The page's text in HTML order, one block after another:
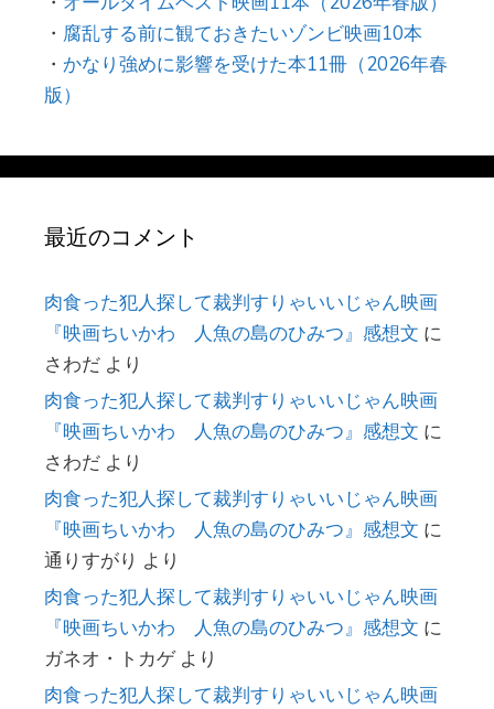
・ 腐乱する前に観ておきたいゾンビ映画10本
・ かなり強めに影響を受けた本11冊（2026年春
版）
最近のコメント
肉食った犯人探して裁判すりゃいいじゃん映画
『映画ちいかわ 人魚の島のひみつ』感想文 に
さわだ より
肉食った犯人探して裁判すりゃいいじゃん映画
『映画ちいかわ 人魚の島のひみつ』感想文 に
さわだ より
肉食った犯人探して裁判すりゃいいじゃん映画
『映画ちいかわ 人魚の島のひみつ』感想文 に
通りすがり より
肉食った犯人探して裁判すりゃいいじゃん映画
『映画ちいかわ 人魚の島のひみつ』感想文 に
ガネオ・トカゲより
肉食った犯人探して裁判すりゃいいじゃん映画